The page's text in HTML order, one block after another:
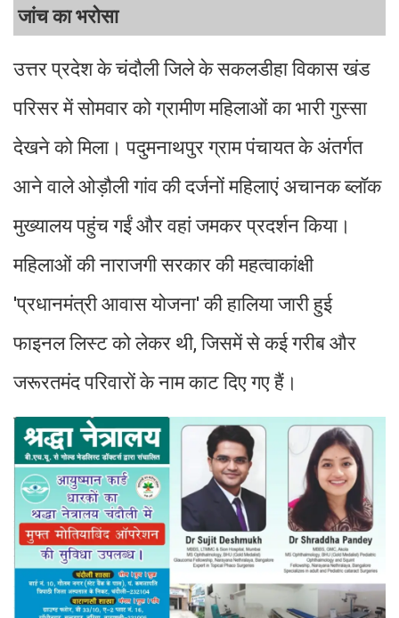
जांच का भरोसा
उत्तर प्रदेश के चंदौली जिले के सकलडीहा विकास खंड
परिसर में सोमवार को ग्रामीण महिलाओं का भारी गुस्सा
देखने को मिला। पदुमनाथपुर ग्राम पंचायत के अंतर्गत
आने वाले ओड़ौली गांव की दर्जनों महिलाएं अचानक ब्लॉक
मुख्यालय पहुंच गईं और वहां जमकर प्रदर्शन किया।
महिलाओं की नाराजगी सरकार की महत्वाकांक्षी
'प्रधानमंत्री आवास योजना' की हालिया जारी हुई
फाइनल लिस्ट को लेकर थी, जिसमें से कई गरीब और
जरूरतमंद परिवारों के नाम काट दिए गए हैं।